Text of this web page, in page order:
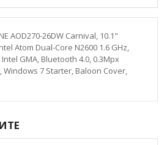
AOD270-26DW Carnival, 10.1"
Atom Dual-Core N2600 1.6 GHz,
Intel GMA, Bluetooth 4.0, 0.3Mpx
Windows 7 Starter, Baloon Cover,